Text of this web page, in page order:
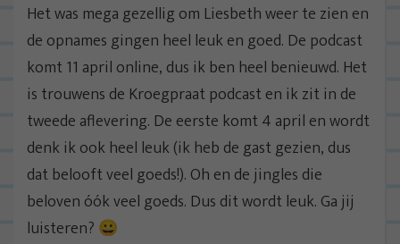
Het was mega gezellig om Liesbeth weer te zien en
de opnames gingen heel leuk en goed. De podcast
komt 11 april online, dus ik ben heel benieuwd. Het
is trouwens de Kroegpraat podcast en ik zit in de
tweede aflevering. De eerste komt 4 april en wordt
denk ik ook heel leuk (ik heb de gast gezien, dus
dat belooft veel goeds!). Oh en de jingles die
beloven óók veel goeds. Dus dit wordt leuk. Ga jij
luisteren? 😀